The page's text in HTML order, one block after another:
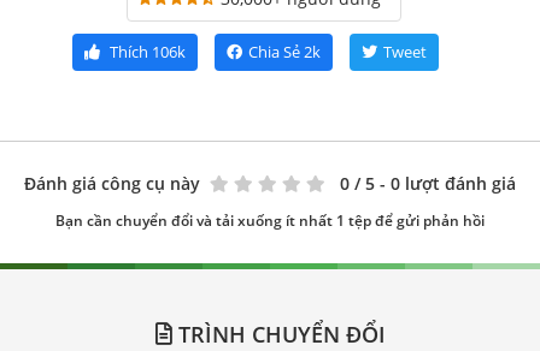
Thích 106k Chia Sẻ2k Tweet
Đánh giá công cụ này 0 / 5 - 0 lượt đánh giá
Bạn cần chuyển đổi và tải xuống ít nhất 1 tệp để gửi phản hồi
TRÌNH CHUYỂN ĐỔI